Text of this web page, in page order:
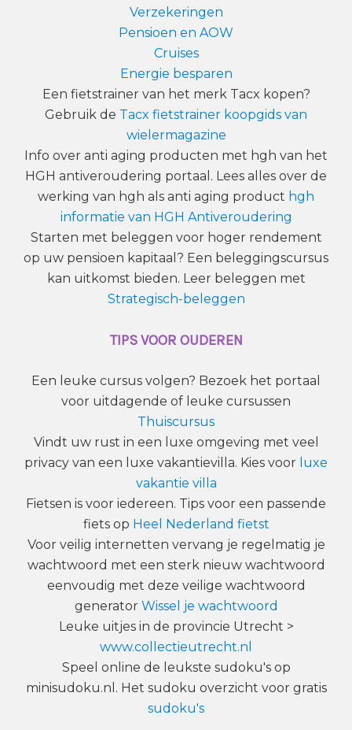
Verzekeringen
Pensioen en AOW
Cruises
Energie besparen
Een fietstrainer van het merk Tacx kopen?
Gebruik de Tacx fietstrainer koopgids van
wielermagazine
Info over anti aging producten met hgh van het
HGH antiveroudering portaal. Lees alles over de
werking van hgh als anti aging product hgh
informatie van HGH Antiveroudering
Starten met beleggen voor hoger rendement
op uw pensioen kapitaal? Een beleggingscursus
kan uitkomst bieden. Leer beleggen met
Strategisch-beleggen
TIPS VOOR OUDEREN
Een leuke cursus volgen? Bezoek het portaal
voor uitdagende of leuke cursussen
Thuiscursus
Vindt uw rust in een luxe omgeving met veel
privacy van een luxe vakantievilla. Kies voor luxe
vakantie villa
Fietsen is voor iedereen. Tips voor een passende
fiets op Heel Nederland fietst
Voor veilig internetten vervang je regelmatig je
wachtwoord met een sterk nieuw wachtwoord
eenvoudig met deze veilige wachtwoord
generator Wissel je wachtwoord
Leuke uitjes in de provincie Utrecht >
www.collectieutrecht.nl
Speel online de leukste sudoku's op
minisudoku.nl. Het sudoku overzicht voor gratis
sudoku's